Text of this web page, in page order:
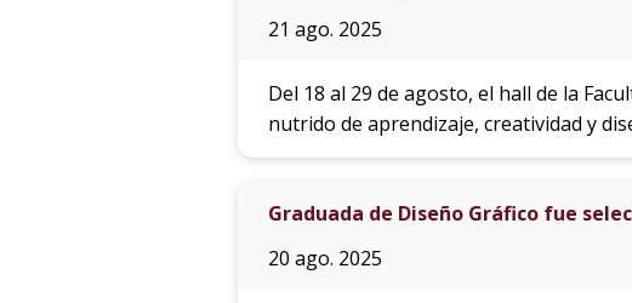
21 ago. 2025
Del 18 al 29 de agosto, el hall de la
nutrido de aprendizaje, creatividad y
Graduada de Diseño Gráfico fue
20 ago. 2025